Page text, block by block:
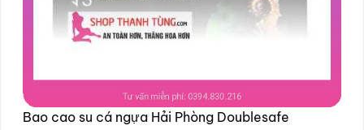
Bao cao su cá ngựa Hải Phòng Doublesafe